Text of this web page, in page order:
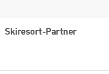
Skiresort-Partner